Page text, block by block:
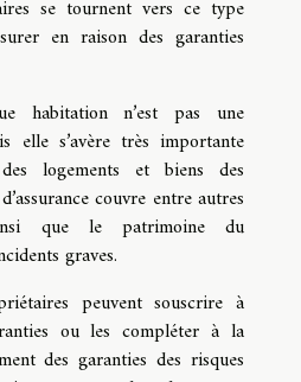
se tournent vers ce type
en raison des garanties
habitation n’est pas une
elle s’avère très importante
logements et biens des
couvre entre autres
que le patrimoine du
graves.
peuvent souscrire à
ou les compléter à la
des garanties des risques